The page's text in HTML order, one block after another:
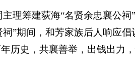
理筹建荻海“名贤余忠襄公祠
祠”期间，和芳家族后人响应
历史，共襄善举，出钱出力，